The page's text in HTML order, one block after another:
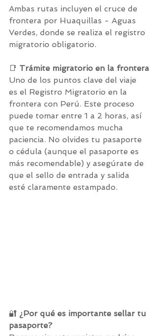
Ambas rutas incluyen el cruce de
frontera por Huaquillas - Aguas
Verdes, donde se realiza el registro
migratorio obligatorio.
📑 Trámite migratorio en la frontera
Uno de los puntos clave del viaje
es el Registro Migratorio en la
frontera con Perú. Este proceso
puede tomar entre 1 a 2 horas, así
que te recomendamos mucha
paciencia. No olvides tu pasaporte
o cédula (aunque el pasaporte es
más recomendable) y asegúrate de
que el sello de entrada y salida
esté claramente estampado.
🔐 ¿Por qué es importante sellar tu
pasaporte?